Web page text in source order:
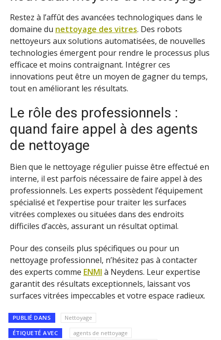
Restez à l’affût des avancées technologiques dans le
domaine du nettoyage des vitres. Des robots
nettoyeurs aux solutions automatisées, de nouvelles
technologies émergent pour rendre le processus plus
efficace et moins contraignant. Intégrer ces
innovations peut être un moyen de gagner du temps,
tout en améliorant les résultats.
Le rôle des professionnels :
quand faire appel à des agents
de nettoyage
Bien que le nettoyage régulier puisse être effectué en
interne, il est parfois nécessaire de faire appel à des
professionnels. Les experts possèdent l’équipement
spécialisé et l’expertise pour traiter les surfaces
vitrées complexes ou situées dans des endroits
difficiles d’accès, assurant un résultat optimal.
Pour des conseils plus spécifiques ou pour un
nettoyage professionnel, n’hésitez pas à contacter
des experts comme ENMI à Neydens. Leur expertise
garantit des résultats exceptionnels, laissant vos
surfaces vitrées impeccables et votre espace radieux.
PUBLIÉ DANS Nettoyage
ÉTIQUETÉ AVEC
agents de nettoyage